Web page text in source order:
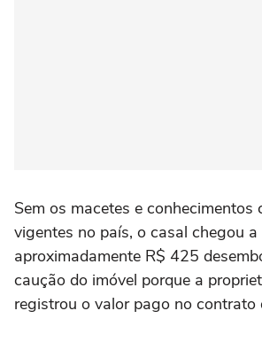
Sem os macetes e conhecimentos
vigentes no país, o casal chegou a
aproximadamente R$ 425
caução do imóvel porque a
registrou o valor pago no contrato